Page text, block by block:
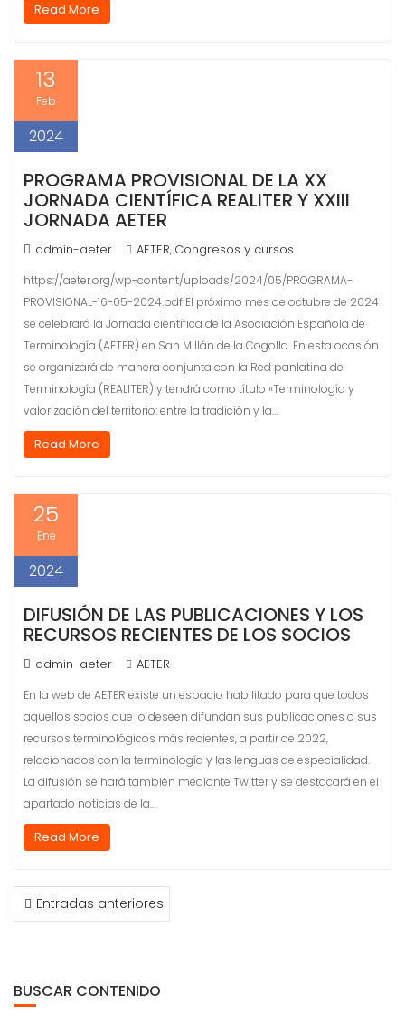
Read More
13
Feb
2024
PROGRAMA PROVISIONAL DE LA XX
JORNADA CIENTÍFICA REALITER Y XXIII
JORNADA AETER
admin-aeter AETER, Congresos y cursos
https://aeter.org/wp-content/uploads/2024/05/PROGRAMA-
PROVISIONAL-16-05-2024.pdf El próximo mes de octubre de 2024
se celebrará la Jornada científica de la Asociación Española de
Terminología (AETER) en San Millán de la Cogolla. En esta ocasión
se organizará de manera conjunta con la Red panlatina de
Terminología (REALITER) y tendrá como título «Terminología y
valorización del territorio: entre la tradición y la…
Read More
25
Ene
2024
DIFUSIÓN DE LAS PUBLICACIONES Y LOS
RECURSOS RECIENTES DE LOS SOCIOS
admin-aeter AETER
En la web de AETER existe un espacio habilitado para que todos
aquellos socios que lo deseen difundan sus publicaciones o sus
recursos terminológicos más recientes, a partir de 2022,
relacionados con la terminología y las lenguas de especialidad.
La difusión se hará también mediante Twitter y se destacará en el
apartado noticias de la…
Read More
NAVEGACIÓN
DEEntradas anteriores
BUSCAR CONTENIDO